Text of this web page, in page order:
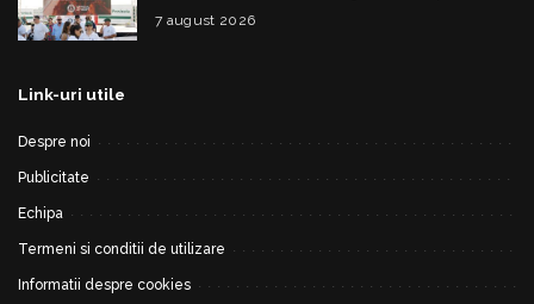
pui servite la un eveniment
7 august 2026
Link-uri utile
Despre noi
Publicitate
Echipa
Termeni si conditii de utilizare
Informatii despre cookies